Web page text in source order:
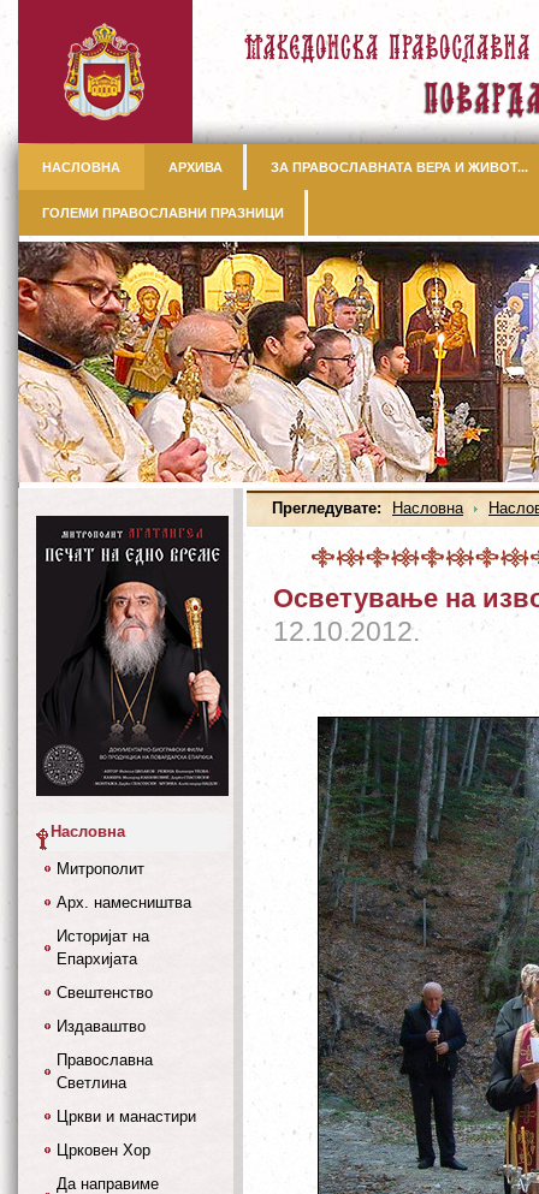
НАСЛОВНА АРХИВА ЗА ПРАВОСЛАВНАТА ВЕРА И ЖИВОТ...
ГОЛЕМИ ПРАВОСЛАВНИ ПРАЗНИЦИ
Прегледувате: Насловна
Осветување на
12.10.2012.
Насловна
Митрополит
Арх. намесништва
Историјат на
Епархијата
Свештенство
Издаваштво
Православна
Светлина
Цркви и манастири
Црковен Хор
Да направиме